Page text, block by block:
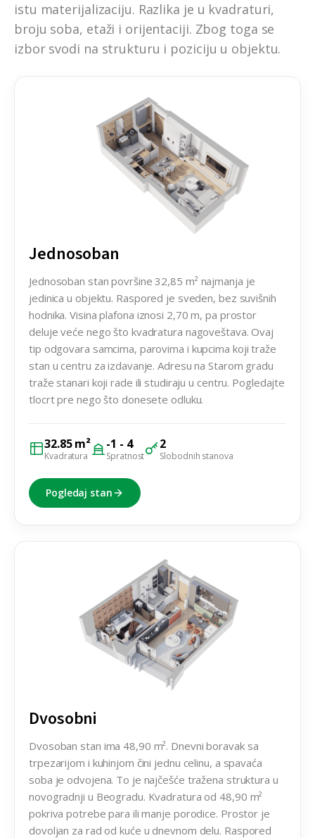
istu materijalizaciju. Razlika je u kvadraturi,
broju soba, etaži i orijentaciji. Zbog toga se
izbor svodi na strukturu i poziciju u objektu.
Jednosoban
Jednosoban stan površine 32,85 m² najmanja je
jedinica u objektu. Raspored je sveden, bez suvišnih
hodnika. Visina plafona iznosi 2,70 m, pa prostor
deluje veće nego što kvadratura nagoveštava. Ovaj
tip odgovara samcima, parovima i kupcima koji traže
stan u centru za izdavanje. Adresu na Starom gradu
traže stanari koji rade ili studiraju u centru. Pogledajte
tlocrt pre nego što donesete odluku.
32.85 m²
Kvadratura
-1 - 4
Spratnost
2
Slobodnih stanova
Pogledaj stan
Jednosoban
Dvosobni
Dvosoban stan ima 48,90 m². Dnevni boravak sa
trpezarijom i kuhinjom čini jednu celinu, a spavaća
soba je odvojena. To je najčešće tražena struktura u
novogradnji u Beogradu. Kvadratura od 48,90 m²
pokriva potrebe para ili manje porodice. Prostor je
dovoljan za rad od kuće u dnevnom delu. Raspored
Dvosobni